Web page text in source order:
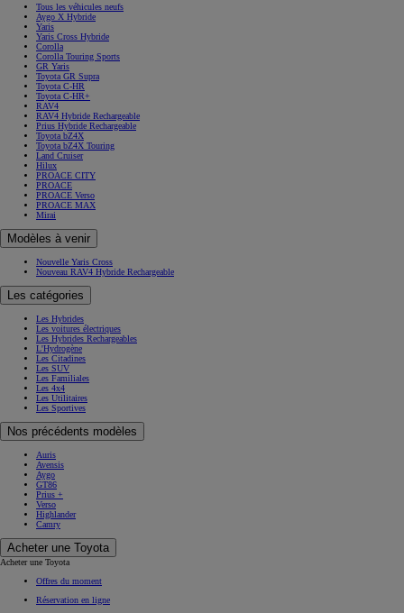
Tous les véhicules neufs
Aygo X Hybride
Yaris
Yaris Cross Hybride
Corolla
Corolla Touring Sports
GR Yaris
Toyota GR Supra
Toyota C-HR
Toyota C-HR+
RAV4
RAV4 Hybride Rechargeable
Prius Hybride Rechargeable
Toyota bZ4X
Toyota bZ4X Touring
Land Cruiser
Hilux
PROACE CITY
PROACE
PROACE Verso
PROACE MAX
Mirai
Modèles à venir
Nouvelle Yaris Cross
Nouveau RAV4 Hybride Rechargeable
Les catégories
Les Hybrides
Les voitures électriques
Les Hybrides Rechargeables
L'Hydrogène
Les Citadines
Les SUV
Les Familiales
Les 4x4
Les Utilitaires
Les Sportives
Nos précédents modèles
Auris
Avensis
Aygo
GT86
Prius +
Verso
Highlander
Camry
Acheter une Toyota
Acheter une Toyota
Offres du moment
Réservation en ligne